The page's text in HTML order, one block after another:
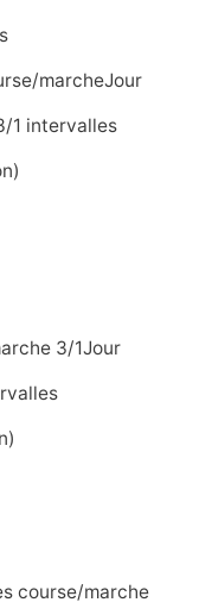
marcheJour
1 intervalles
3/1Jour
course/marche